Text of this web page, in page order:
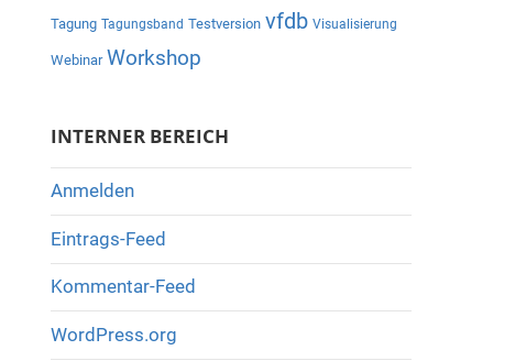
Tagung Tagungsband Testversion vfdb Visualisierung
Webinar Workshop
INTERNER BEREICH
Anmelden
Eintrags-Feed
Kommentar-Feed
WordPress.org